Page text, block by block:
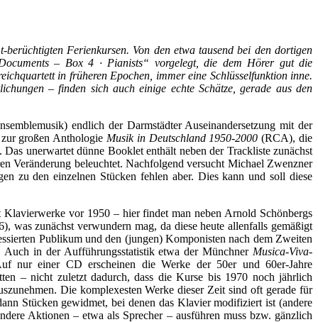
Ferienkursen. Von den etwa tausend bei den dortigen
– Box 4 · Pianists“ vorgelegt, die dem Hörer gut die
in früheren Epochen, immer eine Schlüsselfunktion inne.
– finden sich auch einige echte Schätze, gerade aus den
endlich der Darmstädter Auseinandersetzung mit der
großen Anthologie Musik in Deutschland 1950-2000 (RCA), die
unerwartet dünne Booklet enthält neben der Trackliste zunächst
Veränderung beleuchtet. Nachfolgend versucht Michael Zwenzner
zu den einzelnen Stücken fehlen aber. Dies kann und soll diese
vor 1950 – hier findet man neben Arnold Schönbergs
was zunächst verwundern mag, da diese heute allenfalls gemäßigt
Publikum und den (jungen) Komponisten nach dem Zweiten
Auch in der Aufführungsstatistik etwa der Münchner Musica-Viva-
nur einer CD erscheinen die Werke der 50er und 60er-Jahre
– nicht zuletzt dadurch, dass die Kurse bis 1970 noch jährlich
Die komplexesten Werke dieser Zeit sind oft gerade für
Stücken gewidmet, bei denen das Klavier modifiziert ist (andere
Aktionen – etwa als Sprecher – ausführen muss bzw. gänzlich